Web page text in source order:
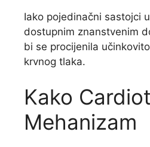
Iako pojedinačni sastojci u
dostupnim znanstvenim
bi se procijenila
krvnog tlaka.
Kako
Mehanizam